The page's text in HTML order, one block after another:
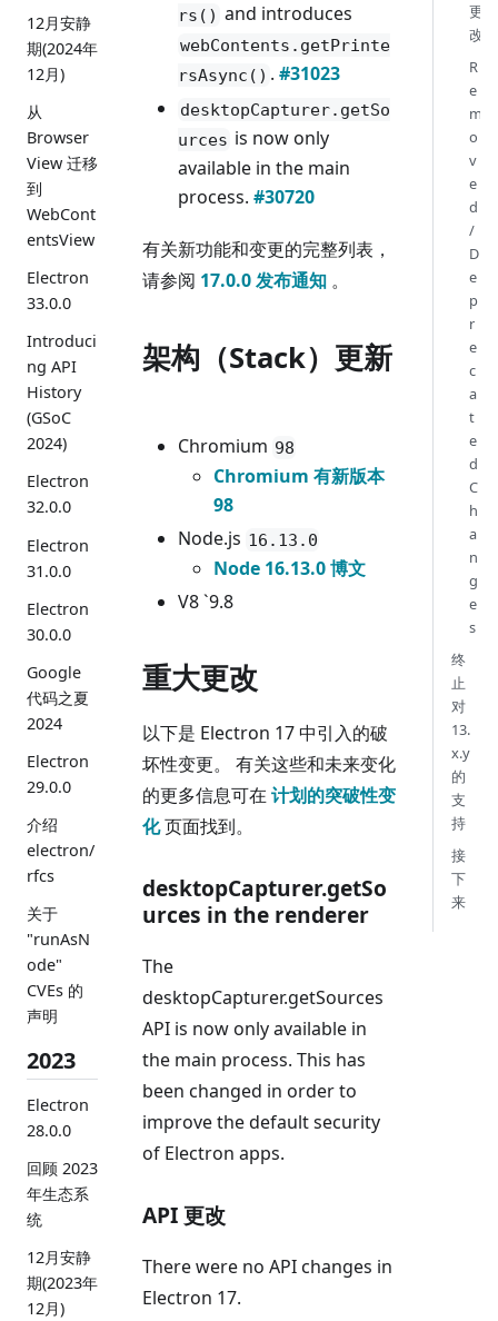
12月安静
期(2024年
12月)
从
Browser
View 迁移
到
WebCont
entsView
Electron
33.0.0
Introduci
ng API
History
(GSoC
2024)
Electron
32.0.0
Electron
31.0.0
Electron
30.0.0
Google
代码之夏
2024
Electron
29.0.0
介绍
electron/
rfcs
关于
"runAsN
ode"
CVEs 的
声明
2023
Electron
28.0.0
回顾 2023
年生态系
统
12月安静
期(2023年
12月)
rs() and introduces
webContents.getPrinte
rsAsync() . #31023
desktopCapturer.getSo
urces is now only
available in the main
process. #30720
有关新功能和变更的完整列表，
请参阅 17.0.0 发布通知 。
架构（Stack）更新
Chromium 98
Chromium 有新版本
98
Node.js 16.13.0
Node 16.13.0 博文
V8 `9.8
重大更改
以下是 Electron 17 中引入的破
坏性变更。 有关这些和未来变化
的更多信息可在 计划的突破性变
化页面找到。
desktopCapturer.getSo
urces in the renderer
The
desktopCapturer.getSources
API is now only available in
the main process. This has
been changed in order to
improve the default security
of Electron apps.
API 更改
There were no API changes in
Electron 17.
更
改
R
e
m
o
v
e
d
/
D
e
p
r
e
c
a
t
e
d
C
h
a
n
g
e
s
终
止
对
13.
x.y
的
支
持
接
下
来